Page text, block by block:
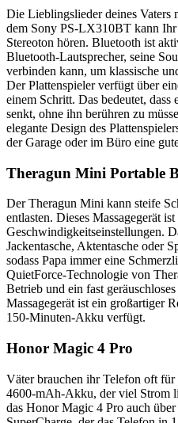
Die Lieblingslieder deines Vaters
dem Sony PS-LX310BT kann Ihr
Stereoton hören. Bluetooth ist
Bluetooth-Lautsprecher, seine
verbinden kann, um klassische
Der Plattenspieler verfügt über
einem Schritt. Das bedeutet, dass
senkt, ohne ihn berühren zu
elegante Design des
der Garage oder im Büro eine
Theragun Mini Portable
Der Theragun Mini kann steife
entlasten. Dieses Massagegerät
Geschwindigkeitseinstellungen.
Jackentasche, Aktentasche oder
sodass Papa immer eine
QuietForce-Technologie von
Betrieb und ein fast
Massagegerät ist ein großartiger
150-Minuten-Akku verfügt.
Honor Magic 4 Pro
Väter brauchen ihr Telefon oft
4600-mAh-Akku, der viel Strom
das Honor Magic 4 Pro auch